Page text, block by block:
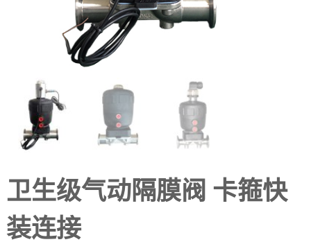
卫生级气动隔膜阀 卡箍快
装连接